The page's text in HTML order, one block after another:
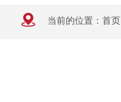
当前的位置： 首页